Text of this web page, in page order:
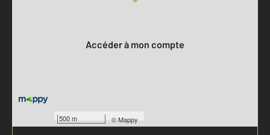
500 m ©Mappy
Accéder à mon compte